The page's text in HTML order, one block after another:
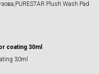
Plush Wash Pad
coating 30ml
30ml